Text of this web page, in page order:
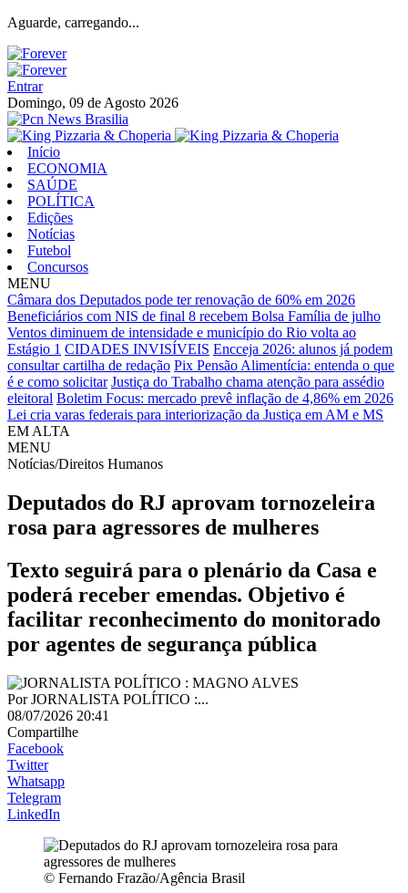
Aguarde, carregando...
Entrar
Domingo, 09 de Agosto 2026
Início
ECONOMIA
SAÚDE
POLÍTICA
Edições
Notícias
Futebol
Concursos
MENU
Câmara dos Deputados pode ter renovação de 60% em 2026
Beneficiários com NIS de final 8 recebem Bolsa Família de julho
Ventos diminuem de intensidade e município do Rio volta ao
Estágio 1 CIDADES INVISÍVEIS Encceja 2026: alunos já podem
consultar cartilha de redação Pix Pensão Alimentícia: entenda o que
é e como solicitar Justiça do Trabalho chama atenção para assédio
eleitoral Boletim Focus: mercado prevê inflação de 4,86% em 2026
Lei cria varas federais para interiorização da Justiça em AM e MS
EM ALTA
MENU
Notícias/Direitos Humanos
Deputados do RJ aprovam tornozeleira
rosa para agressores de mulheres
Texto seguirá para o plenário da Casa e
poderá receber emendas. Objetivo é
facilitar reconhecimento do monitorado
por agentes de segurança pública
PorJORNALISTA POLÍTICO :...
08/07/2026 20:41
Compartilhe
Facebook
Twitter
Whatsapp
Telegram
LinkedIn
© Fernando Frazão/Agência Brasil